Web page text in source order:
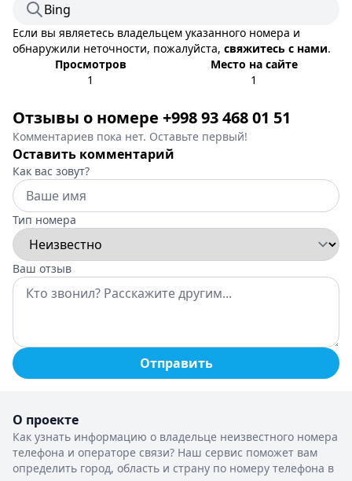
Bing
Если вы являетесь владельцем указанного номера и
обнаружили неточности, пожалуйста, свяжитесь с нами.
Просмотров
1
Место на сайте
1
Отзывы о номере +998 93 468 01 51
Комментариев пока нет. Оставьте первый!
Оставить комментарий
Как вас зовут?
Тип номера
Ваш отзыв
Отправить
О проекте
Как узнать информацию о владельце неизвестного номера
телефона и операторе связи? Наш сервис поможет вам
определить город, область и страну по номеру телефона в